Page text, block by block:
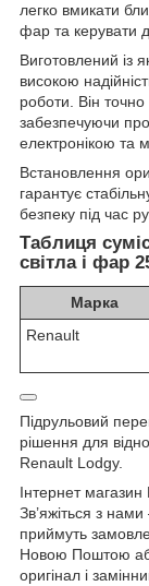
легко вмикати
фар та керувати
Виготовлений із
високою
роботи. Він
забезпечуючи
електронікою та
Встановлення
гарантує
безпеку під час
Таблиця
світла і фар
Марка
Renault
Підрульовий
рішення для
Renault Lodgy.
Інтернет
Зв’яжіться з
приймуть
Новою Поштою
оригінал і